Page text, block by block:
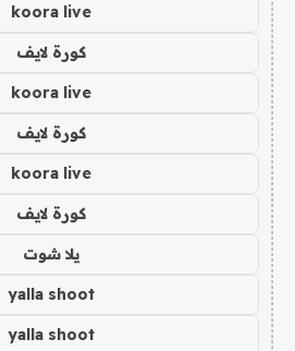
koora live
كورة لايف
koora live
كورة لايف
koora live
كورة لايف
يلا شوت
yalla shoot
yalla shoot